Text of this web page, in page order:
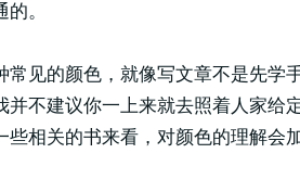
。
见的颜色，就像写文章不是先学
不建议你一上来就去照着人家给
相关的书来看，对颜色的理解会